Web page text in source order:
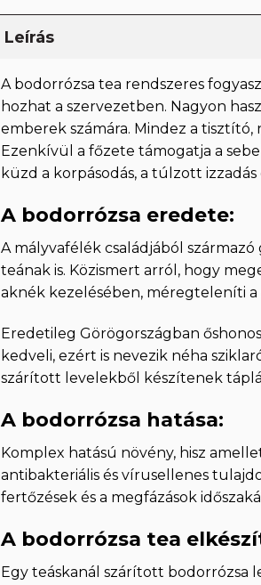
Leírás
A bodorrózsa tea rendszeres
hozhat a szervezetben. Nagyon
emberek számára. Mindez a
Ezenkívül a főzete támogatja a
küzd a korpásodás, a túlzott
A bodorrózsa eredete:
A mályvafélék családjából
teának is. Közismert arról, hogy
aknék kezelésében, méregteleníti a
Eredetileg Görögországban
kedveli, ezért is nevezik néha
szárított levelekből készítenek
A bodorrózsa hatása:
Komplex hatású növény, hisz
antibakteriális és vírusellenes
fertőzések és a megfázások
A bodorrózsa tea
Egy teáskanál szárított bodorrózsa